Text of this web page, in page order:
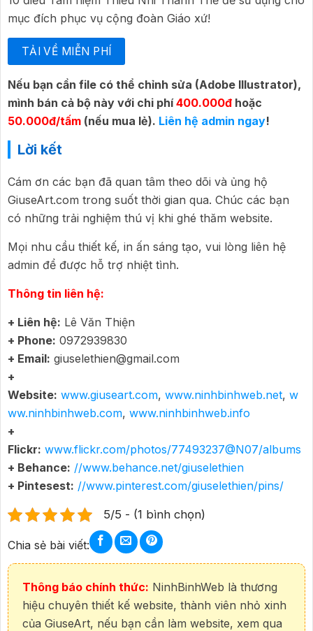
mục đích phục vụ cộng đoàn Giáo xứ!
TẢI VỀ MIỄN PHÍ
Nếu bạn cần file có thể chỉnh sửa (Adobe Illustrator),
mình bán cả bộ này với chi phí400.000đ hoặc
50.000đ/tấm (nếu mua lẻ). Liên hệ admin ngay!
Lời kết
Cám ơn các bạn đã quan tâm theo dõi và ủng hộ
GiuseArt.com trong suốt thời gian qua. Chúc các bạn
có những trải nghiệm thú vị khi ghé thăm website.
Mọi nhu cầu thiết kế, in ấn sáng tạo, vui lòng liên hệ
admin để được hỗ trợ nhiệt tình.
Thông tin liên hệ:
+ Liên hệ: Lê Văn Thiện
+ Phone: 0972939830
+ Email: giuselethien@gmail.com
+
Website: www.giuseart.com, www.ninhbinhweb.net, w
ww.ninhbinhweb.com, www.ninhbinhweb.info
+
Flickr: www.flickr.com/photos/77493237@N07/albums
+ Behance: //www.behance.net/giuselethien
+ Pintesest: //www.pinterest.com/giuselethien/pins/
5/5 - (1 bình chọn)
Chia sẻ bài viết:
Thông báo chính thức: NinhBinhWeb là thương
hiệu chuyên thiết kế website, thành viên nhỏ xinh
của GiuseArt, nếu bạn cần làm website, xem qua